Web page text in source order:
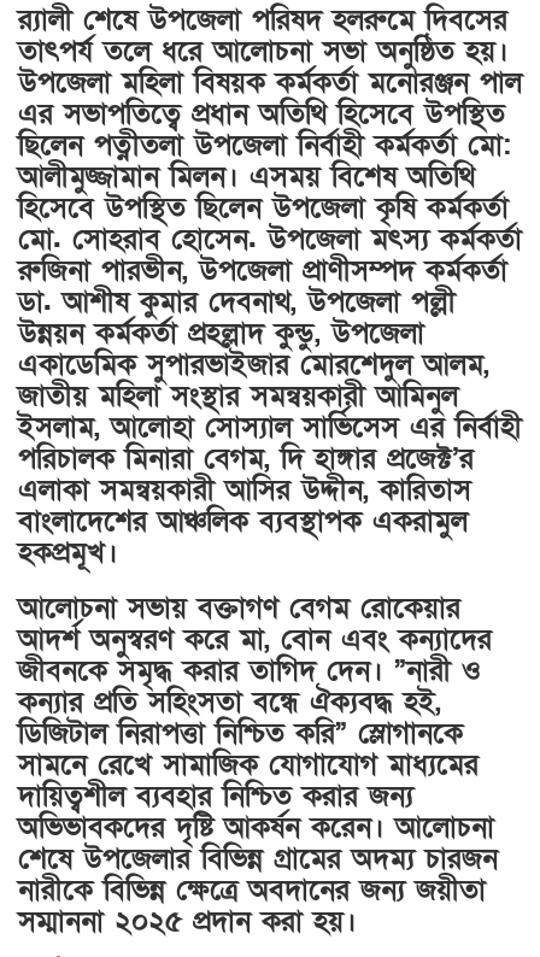
র‌্যালী শেষে উপজেলা পরিষদ হলরুমে দিবসের
তাৎপর্য তলে ধরে আলোচনা সভা অনুষ্ঠিত হয়।
উপজেলা মহিলা বিষয়ক কর্মকর্তা মনোরঞ্জন পাল
এর সভাপতিত্বে প্রধান অতিথি হিসেবে উপস্থিত
ছিলেন পত্নীতলা উপজেলা নির্বাহী কর্মকর্তা মো:
আলীমুজ্জামান মিলন। এসময় বিশেষ অতিথি
হিসেবে উপস্থিত ছিলেন উপজেলা কৃষি কর্মকর্তা
মো. সোহরাব হোসেন. উপজেলা মৎস্য কর্মকর্তা
রুজিনা পারভীন, উপজেলা প্রাণীসম্পদ কর্মকর্তা
ডা. আশীষ কুমার দেবনাথ, উপজেলা পল্লী
উন্নয়ন কর্মকর্তা প্রহল্লাদ কুন্ডু, উপজেলা
একাডেমিক সুপারভাইজার মোরশেদুল আলম,
জাতীয় মহিলা সংস্থার সমন্বয়কারী আমিনুল
ইসলাম, আলোহা সোস্যাল সার্ভিসেস এর নির্বাহী
পরিচালক মিনারা বেগম, দি হাঙ্গার প্রজেক্ট’র
এলাকা সমন্বয়কারী আসির উদ্দীন, কারিতাস
বাংলাদেশের আঞ্চলিক ব্যবস্থাপক একরামুল
হকপ্রমূখ।
আলোচনা সভায় বক্তাগণ বেগম রোকেয়ার
আদর্শ অনুস্বরণ করে মা, বোন এবং কন্যাদের
জীবনকে সমৃদ্ধ করার তাগিদ দেন। ”নারী ও
কন্যার প্রতি সহিংসতা বন্ধে ঐক্যবদ্ধ হই,
ডিজিটাল নিরাপত্তা নিশ্চিত করি” স্লোগানকে
সামনে রেখে সামাজিক যোগাযোগ মাধ্যমের
দায়িত্বশীল ব্যবহার নিশ্চিত করার জন্য
অভিভাবকদের দৃষ্টি আকর্ষন করেন। আলোচনা
শেষে উপজেলার বিভিন্ন গ্রামের অদম্য চারজন
নারীকে বিভিন্ন ক্ষেত্রে অবদানের জন্য জয়ীতা
সম্মাননা ২০২৫ প্রদান করা হয়।